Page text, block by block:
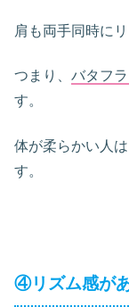
肩も両手同時に
つまり、 バタフ
す。
体が柔らかい人
す。
④リズム感が